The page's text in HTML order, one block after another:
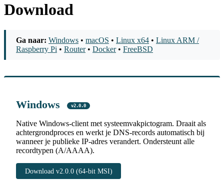
Download
Ga naar: Windows • macOS • Linux x64 • Linux ARM /
Raspberry Pi • Router• Docker• FreeBSD
Windows v2.0.0
Native Windows-client met systeemvakpictogram. Draait als
achtergrondproces en werkt je DNS-records automatisch bij
wanneer je publieke IP-adres verandert. Ondersteunt alle
recordtypen (A/AAAA).
Download v2.0.0 (64-bit MSI)